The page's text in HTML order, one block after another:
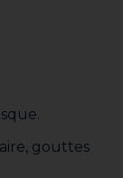
gouttes